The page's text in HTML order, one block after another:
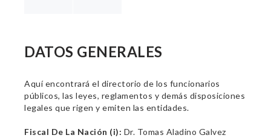
DATOS GENERALES
Aquí encontrará el directorio de los funcionarios
públicos, las leyes, reglamentos y demás disposiciones
legales que rigen y emiten las entidades.
Fiscal De La Nación (i): Dr. Tomas Aladino Galvez